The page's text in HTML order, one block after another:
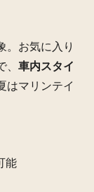
。お気に入り
車内スタイ
はマリンテイ
能